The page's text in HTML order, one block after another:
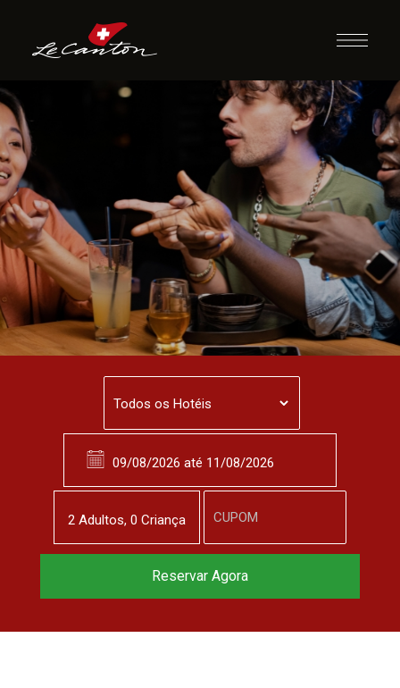
Desafio
2 Adultos, 0 Criança
Reservar Agora